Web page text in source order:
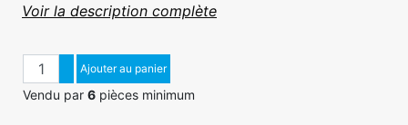
Voir la description complète
QuantitéAugmenter quantité
Diminuer quantité
Ajouter au panier
Vendu par 6 pièces minimum